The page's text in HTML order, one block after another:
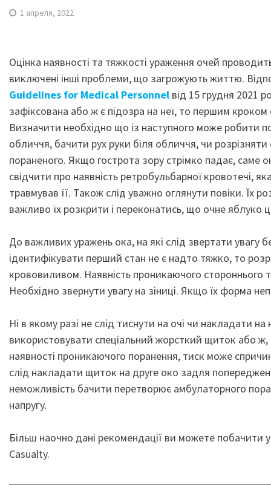
1 апреля, 2022
Оцінка наявності та тяжкості ураження очей
виключені інші проблеми, що загрожують життю.
Guidelines for Medical Personnel від 15 грудня 2021
зафіксована або ж є підозра на неї, то першим кроком
Визначити необхідно що із наступного може робити
обличчя, бачити рух руки біля обличчя, чи
пораненого. Якщо гострота зору стрімко падає, саме
свідчити про наявність ретробульбарної кровотечі,
травмував її. Також слід уважно оглянути повіки.
важливо їх розкрити і переконатись, що очне яблуко
До важливих уражень ока, на які слід звертати
ідентифікувати перший стан не є надто тяжко, то
крововиливом. Наявність проникаючого стороннього
Необхідно звернути увагу на зіниці. Якщо їх форма
Ні в якому разі не слід тиснути на очі чи накладати
використовувати спеціальний жорсткий щиток або ж,
наявності проникаючого поранення, тиск може
слід накладати щиток на друге око задля
неможливість бачити перетворює амбулаторного
напругу.
Більш наочно дані рекомендації ви можете
Casualty.